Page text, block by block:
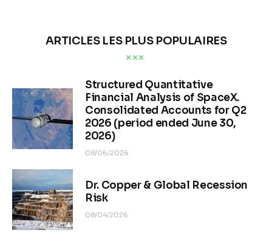
ARTICLES LES PLUS POPULAIRES
Structured Quantitative
Financial Analysis of SpaceX.
Consolidated Accounts for Q2
2026 (period ended June 30,
2026)
08/06/2026
Dr. Copper & Global Recession
Risk
08/04/2026